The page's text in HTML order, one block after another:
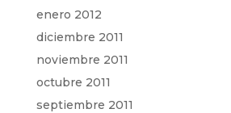
enero 2012
diciembre 2011
noviembre 2011
octubre 2011
septiembre 2011